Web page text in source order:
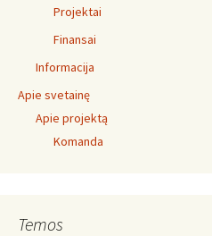
Projektai
Finansai
Informacija
Apie svetainę
Apie projektą
Komanda
Temos